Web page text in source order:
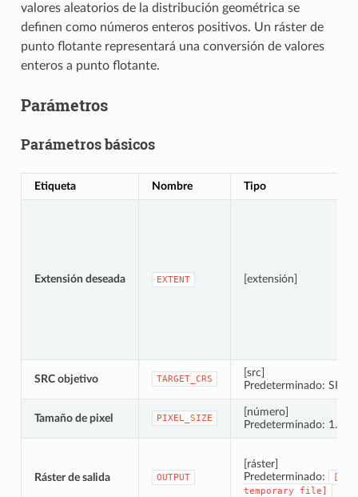
valores aleatorios de la distribución geométrica se
definen como números enteros positivos. Un ráster de
punto flotante representará una conversión de valores
enteros a punto flotante.
Parámetros
Parámetros básicos
Etiqueta Nombre Tipo
Extensión deseada EXTENT [extensión]
SRC objetivo TARGET_CRS
[src]
Predeterminado: SRC
Tamaño de pixel PIXEL_SIZE
[número]
Predeterminado: 1.0
Ráster de salida OUTPUT
[ráster]
Predeterminado:
temporary
file]